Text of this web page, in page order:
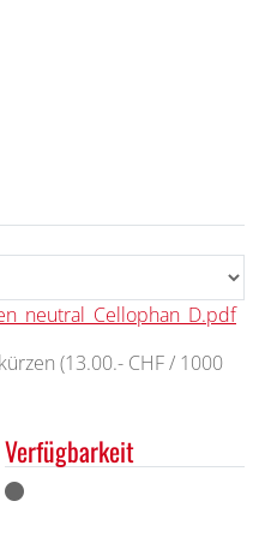
(13.00.- CHF / 1000
Verfügbarkeit